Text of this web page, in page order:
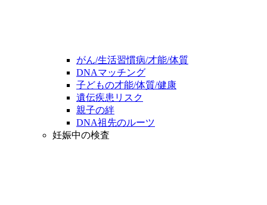
がん/生活習慣病/才能/体質
DNAマッチング
子どもの才能/体質/健康
遺伝疾患リスク
親子の絆
DNA祖先のルーツ
妊娠中の検査